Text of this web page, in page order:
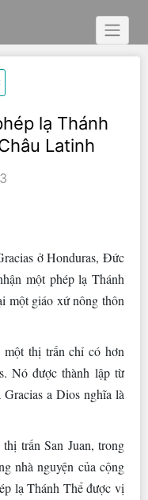
lạ Thánh
Latinh
ở Honduras, Đức
một phép lạ Thánh
một giáo xứ nông thôn
thị trấn chỉ có hơn
Nó được thành lập từ
a Dios nghĩa là
trấn San Juan, trong
nhà nguyện của cộng
lạ Thánh Thể được vị